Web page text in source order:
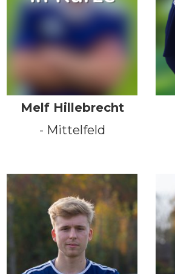
Melf Hillebrecht
- Mittelfeld